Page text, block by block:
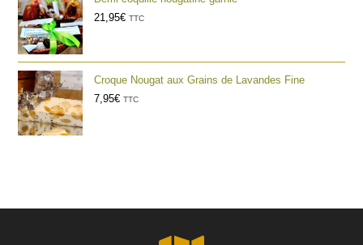
21,95€ TTC
Croque Nougat aux Grains de Lavandes Fine
7,95€ TTC